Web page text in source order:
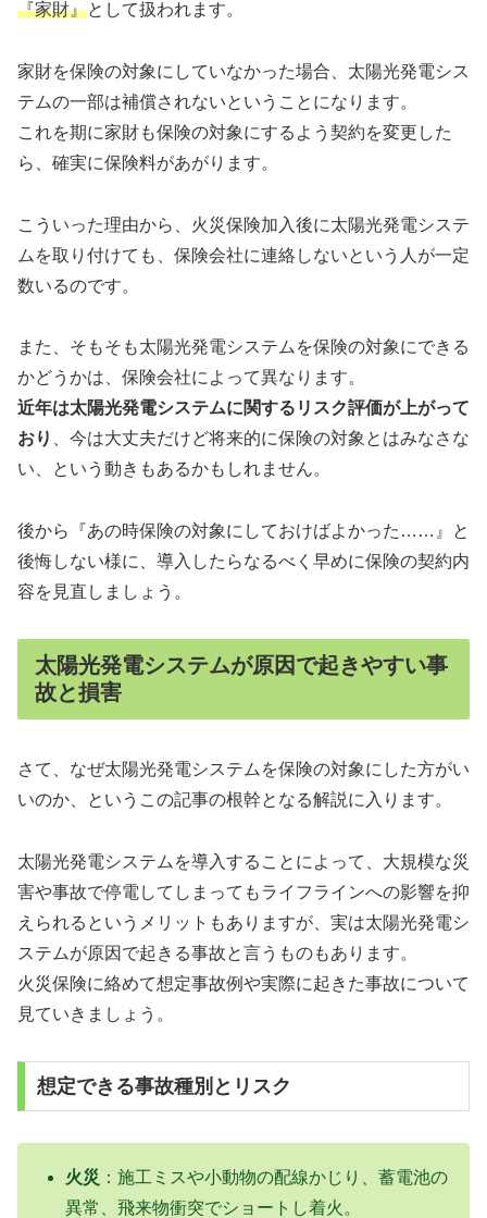
『家財』として扱われます。
家財を保険の対象にしていなかった場合、太陽光発電シス
テムの一部は補償されないということになります。
これを期に家財も保険の対象にするよう契約を変更した
ら、確実に保険料があがります。
こういった理由から、火災保険加入後に太陽光発電システ
ムを取り付けても、保険会社に連絡しないという人が一定
数いるのです。
また、そもそも太陽光発電システムを保険の対象にできる
かどうかは、保険会社によって異なります。
近年は太陽光発電システムに関するリスク評価が上がって
おり 、今は大丈夫だけど将来的に保険の対象とはみなさな
い、という動きもあるかもしれません。
後から『あの時保険の対象にしておけばよかった……』と
後悔しない様に、導入したらなるべく早めに保険の契約内
容を見直しましょう。
太陽光発電システムが原因で起きやすい事
故と損害
さて、なぜ太陽光発電システムを保険の対象にした方がい
いのか、というこの記事の根幹となる解説に入ります。
太陽光発電システムを導入することによって、大規模な災
害や事故で停電してしまってもライフラインへの影響を抑
えられるというメリットもありますが、実は太陽光発電シ
ステムが原因で起きる事故と言うものもあります。
火災保険に絡めて想定事故例や実際に起きた事故について
見ていきましょう。
想定できる事故種別とリスク
火災 ：施工ミスや小動物の配線かじり、蓄電池の
異常、飛来物衝突でショートし着火。